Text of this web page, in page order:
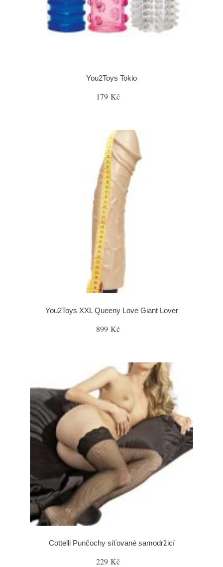
You2Toys Tokio
179 Kč
You2Toys XXL Queeny Love Giant Lover
899 Kč
Cottelli Punčochy síťované samodržicí
229 Kč